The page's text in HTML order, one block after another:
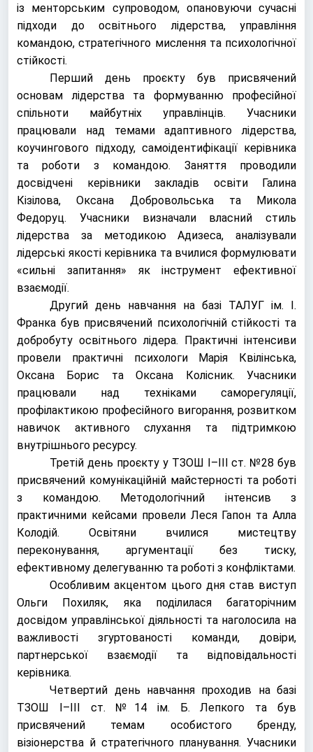
із менторським супроводом, опановуючи сучасні
підходи до освітнього лідерства, управління
командою, стратегічного мислення та психологічної
стійкості.
Перший день проєкту був присвячений
основам лідерства та формуванню професійної
спільноти майбутніх управлінців. Учасники
працювали над темами адаптивного лідерства,
коучингового підходу, самоідентифікації керівника
та роботи з командою. Заняття проводили
досвідчені керівники закладів освіти Галина
Кізілова,Оксана Добровольськата Микола
Федоруц. Учасники визначали власний стиль
лідерства за методикою Адизеса, аналізували
лідерські якості керівника та вчилися формулювати
«сильні запитання» як інструмент ефективної
взаємодії.
Другий день навчання на базі ТАЛУГ ім. І.
Франка був присвячений психологічній стійкості та
добробуту освітнього лідера. Практичні інтенсиви
провели практичні психологи Марія Квілінська,
Оксана Борис таОксана Колісник. Учасники
працювали над техніками саморегуляції,
профілактикою професійного вигорання, розвитком
навичок активного слухання та підтримкою
внутрішнього ресурсу.
Третій день проєкту у ТЗОШ І–ІІІ ст. №28 був
присвячений комунікаційній майстерності та роботі
з командою. Методологічний інтенсив з
практичними кейсами провели Леся Гапон таАлла
Колодій. Освітяни вчилися мистецтву
переконування, аргументації без тиску,
ефективному делегуванню та роботі з конфліктами.
Особливим акцентом цього дня став виступ
Ольги Похиляк, яка поділилася багаторічним
досвідом управлінської діяльності та наголосила на
важливості згуртованості команди, довіри,
партнерської взаємодії та відповідальності
керівника.
Четвертий день навчання проходив на базі
ТЗОШ І–ІІІ ст. №14 ім. Б. Лепкого та був
присвячений темам особистого бренду,
візіонерства й стратегічного планування. Учасники